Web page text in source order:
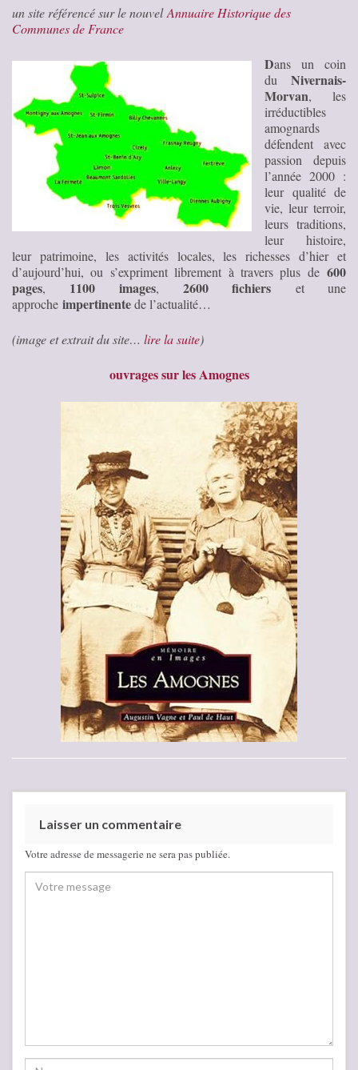
un site référencé sur le nouvelAnnuaire Historique des
Communes de France
Dans un coin
du Nivernais-
Morvan, les
irréductibles
amognards
défendent avec
passion depuis
l’année 2000 :
leur qualité de
vie, leur terroir,
leurs traditions,
leur histoire,
leur patrimoine, les activités locales, les richesses d’hier et
d’aujourd’hui, ou s’expriment librement à travers plus de 600
pages, 1100 images,2600 fichiers et une
approche impertinentede l’actualité…
(image et extrait du site… lire la suite)
ouvrages sur les Amognes
Laisser un commentaire
Votre adresse de messagerie ne sera pas publiée.